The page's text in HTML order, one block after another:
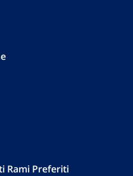
Rami Preferiti